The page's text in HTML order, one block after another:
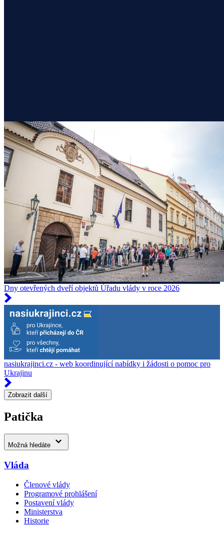
Dny otevřených dveří objektů Úřadu vlády v roce 2026
nasiukrajinci.cz - web koordinující nabídky i žádosti o pomoc pro
Ukrajinu
Zobrazit další
Patička
Možná hledáte
Vláda
Členové vlády
Programové prohlášení
Postavení vlády
Ministerstva
Historie